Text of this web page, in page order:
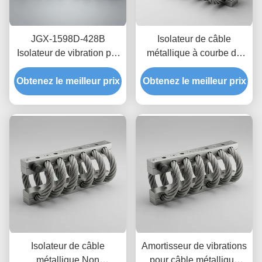
JGX-1598D-428B
Isolateur de vibration par
câble de fil de fer
Montage d'isolation en
acier inoxydable résistant
Obtenez le meilleur prix
Isolateur de câble
métallique à courbe de
rigidité Non linéaire,
support entièrement
métallique écologique
Obtenez le meilleur prix
Isolateur de câble
Amortisseur de vibrations